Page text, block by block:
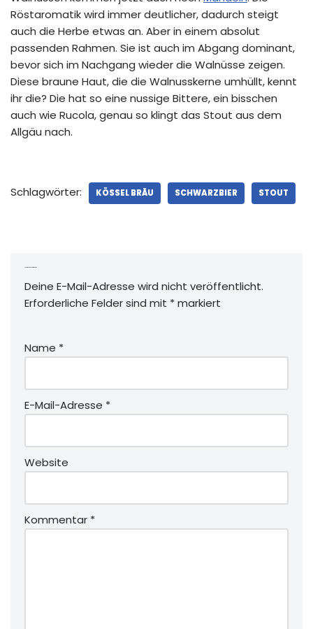
Röstaromatik wird immer deutlicher, dadurch steigt
auch die Herbe etwas an. Aber in einem absolut
passenden Rahmen. Sie ist auch im Abgang dominant,
bevor sich im Nachgang wieder die Walnüsse zeigen.
Diese braune Haut, die die Walnusskerne umhüllt, kennt
ihr die? Die hat so eine nussige Bittere, ein bisschen
auch wie Rucola, genau so klingt das Stout aus dem
Allgäu nach.
Schlagwörter: KÖSSEL BRÄU SCHWARZBIER STOUT
Deine E-Mail-Adresse wird nicht veröffentlicht.
Erforderliche Felder sind mit *markiert
Name *
E-Mail-Adresse *
Website
Kommentar *